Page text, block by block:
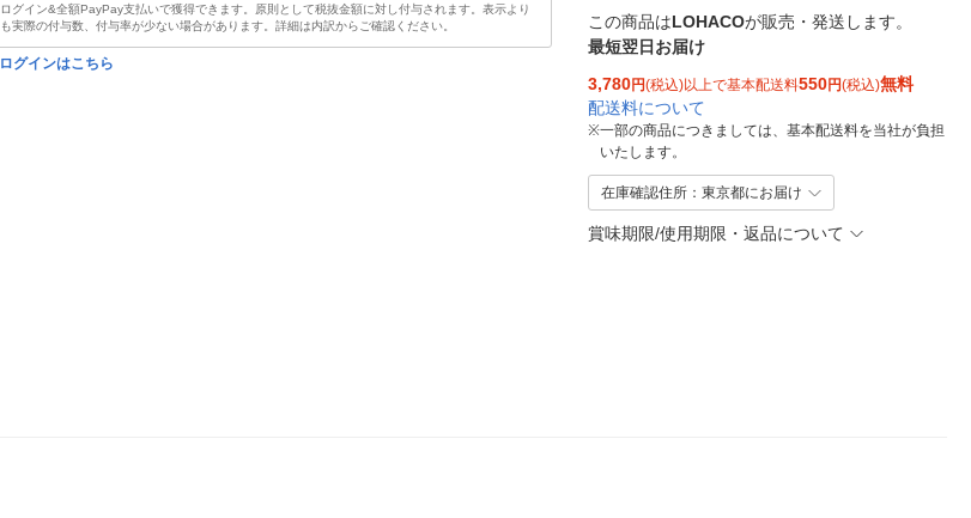
ログイン&全額PayPay支払いで獲得できます。原則として税抜金額に対し付与されます。表示より
も実際の付与数、付与率が少ない場合があります。詳細は内訳からご確認ください。
ログインはこちら
この商品はLOHACOが販売・発送します。
最短翌日お届け
3,780円(税込)以上で基本配送料550円(税込)無料
配送料について
※一部の商品につきましては、基本配送料を当社が負担
いたします。
在庫確認住所：東京都にお届け
賞味期限/使用期限・返品について